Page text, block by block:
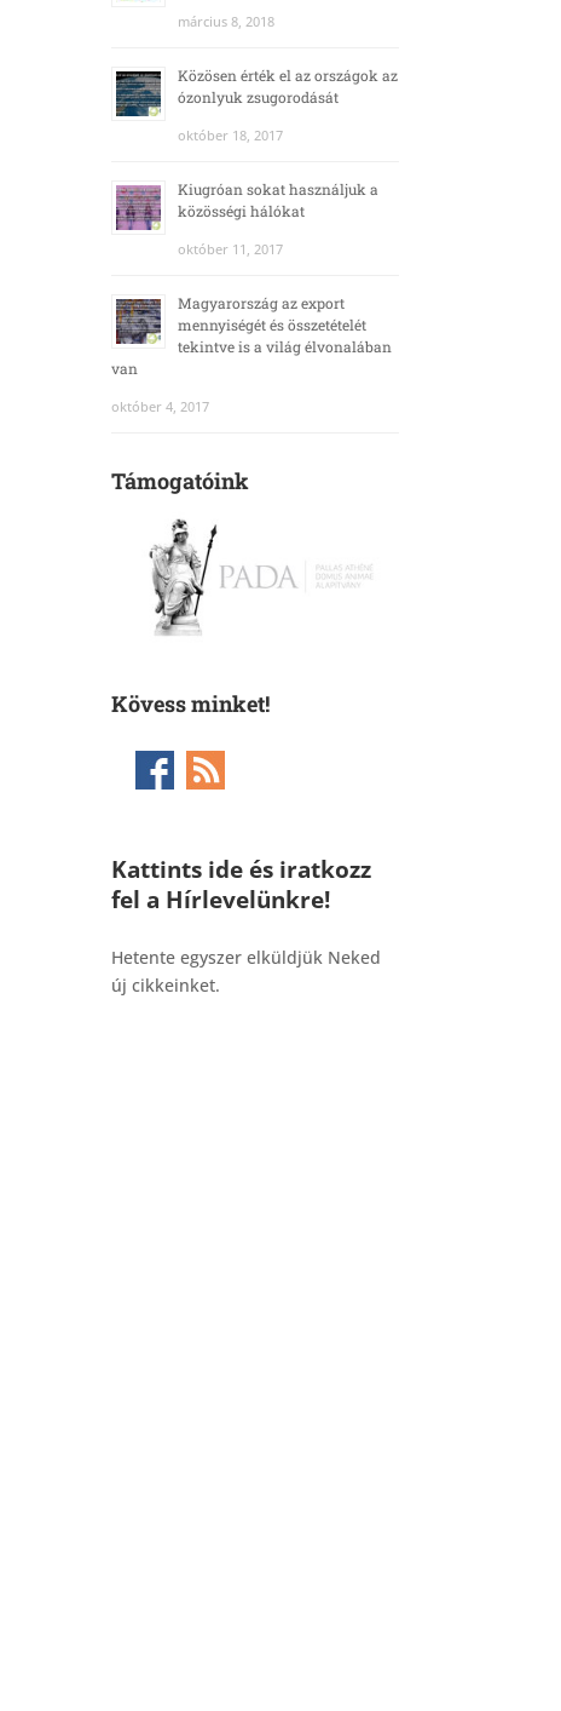
március 8, 2018
Közösen érték el az országok az
ózonlyuk zsugorodását
október 18, 2017
Kiugróan sokat használjuk a
közösségi hálókat
október 11, 2017
Magyarország az export
mennyiségét és összetételét
tekintve is a világ élvonalában
van
október 4, 2017
Támogatóink
Kövess minket!
Kattints ide és iratkozz
fel a Hírlevelünkre!
Hetente egyszer elküldjük Neked
új cikkeinket.